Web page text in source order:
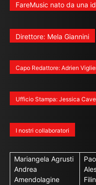
FareMusic nato da una
Direttore: Mela Giannini
Capo Redattore: Adrien
Ufficio Stampa: Jessica
I nostri collaboratori
Mariangela Agrusti
Andrea
Amendolagine